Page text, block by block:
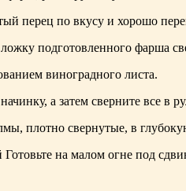
перец по вкусу и хорошо
подготовленного фарша
виноградного листа.
а затем сверните все
плотно свернутые, в
Готовьте на малом огне под